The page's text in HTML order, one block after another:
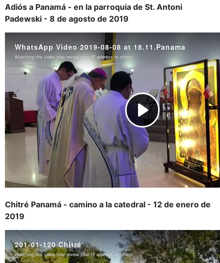
Adiós a Panamá - en la parroquia de St. Antoni
Padewski - 8 de agosto de 2019
Chitré Panamá - camino a la catedral - 12 de enero de
2019